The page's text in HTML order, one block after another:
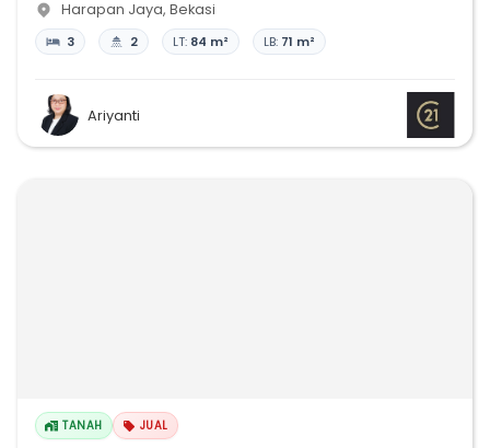
Harapan Jaya, Bekasi
3 2 LT: 84 m² LB: 71 m²
Ariyanti
TANAH JUAL